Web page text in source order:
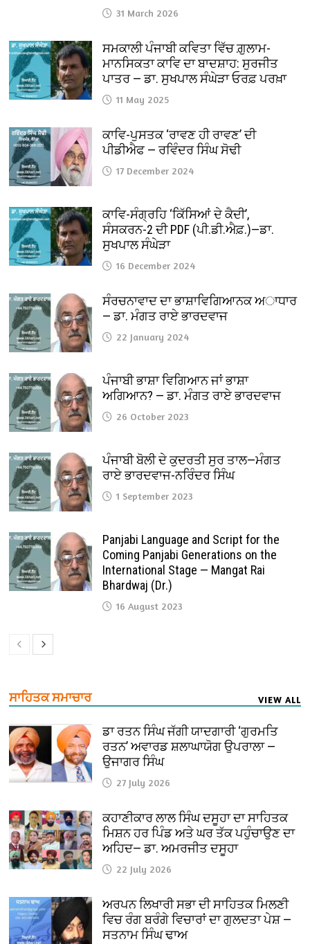
31 March 2026
ਸਮਕਾਲੀ ਪੰਜਾਬੀ ਕਵਿਤਾ ਵਿੱਚ ਗ਼ੁਲਾਮ-
ਮਾਨਸਿਕਤਾ ਕਾਵਿ ਦਾ ਬਾਦਸ਼ਾਹ: ਸੁਰਜੀਤ
ਪਾਤਰ — ਡਾ. ਸੁਖਪਾਲ ਸੰਘੇੜਾ ਓਰਫ਼ ਪਰਖ਼ਾ
11 May 2025
ਕਾਵਿ-ਪੁਸਤਕ ‘ਰਾਵਣ ਹੀ ਰਾਵਣ’ ਦੀ
ਪੀਡੀਐਫ — ਰਵਿੰਦਰ ਸਿੰਘ ਸੋਢੀ
17 December 2024
ਕਾਵਿ-ਸੰਗ੍ਰਹਿ ‘ਕਿੱਸਿਆਂ ਦੇ ਕੈਦੀ’,
ਸੰਸਕਰਨ-2 ਦੀ PDF (ਪੀ.ਡੀ.ਐਫ਼.)—ਡਾ.
ਸੁਖਪਾਲ ਸੰਘੇੜਾ
16 December 2024
ਸੰਰਚਨਾਵਾਦ ਦਾ ਭਾਸ਼ਾਵਿਗਿਆਨਕ ਅਾਧਾਰ
— ਡਾ. ਮੰਗਤ ਰਾਏ ਭਾਰਦਵਾਜ
22 January 2024
ਪੰਜਾਬੀ ਭਾਸ਼ਾ ਵਿਗਿਆਨ ਜਾਂ ਭਾਸ਼ਾ
ਅਗਿਆਨ? — ਡਾ. ਮੰਗਤ ਰਾਏ ਭਾਰਦਵਾਜ
26 October 2023
ਪੰਜਾਬੀ ਬੋਲੀ ਦੇ ਕੁਦਰਤੀ ਸੁਰ ਤਾਲ—ਮੰਗਤ
ਰਾਏ ਭਾਰਦਵਾਜ-ਨਰਿੰਦਰ ਸਿੰਘ
1 September 2023
Panjabi Language and Script for the
Coming Panjabi Generations on the
International Stage — Mangat Rai
Bhardwaj (Dr.)
16 August 2023
ਸਾਹਿਤਕ ਸਮਾਚਾਰ VIEW ALL
ਡਾ ਰਤਨ ਸਿੰਘ ਜੱਗੀ ਯਾਦਗਾਰੀ ‘ਗੁਰਮਤਿ
ਰਤਨ’ ਅਵਾਰਡ ਸ਼ਲਾਘਾਯੋਗ ਉਪਰਾਲਾ —
ਉਜਾਗਰ ਸਿੰਘ
27 July 2026
ਕਹਾਣੀਕਾਰ ਲਾਲ ਸਿੰਘ ਦਸੂਹਾ ਦਾ ਸਾਹਿਤਕ
ਮਿਸ਼ਨ ਹਰ ਪਿੰਡ ਅਤੇ ਘਰ ਤੱਕ ਪਹੁੰਚਾਉਣ ਦਾ
ਅਹਿਦ— ਡਾ. ਅਮਰਜੀਤ ਦਸੂਹਾ
22 July 2026
ਅਰਪਨ ਲਿਖਾਰੀ ਸਭਾ ਦੀ ਸਾਹਿਤਕ ਮਿਲਣੀ
ਵਿਚ ਰੰਗ ਬਰੰਗੇ ਵਿਚਾਰਾਂ ਦਾ ਗੁਲਦਤਾ ਪੇਸ਼ —
ਸਤਨਾਮ ਸਿੰਘ ਢਾਅ